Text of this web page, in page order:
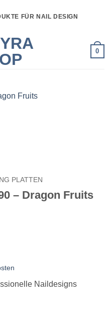
FÜR NAIL DESIGN
0
PLATTEN
– Dragon Fruits
CHF.
Naildesigns